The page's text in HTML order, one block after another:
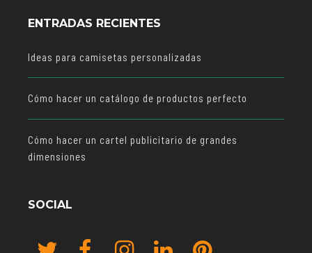
ENTRADAS RECIENTES
Ideas para camisetas personalizadas
Cómo hacer un catálogo de productos perfecto
Cómo hacer un cartel publicitario de grandes
dimensiones
SOCIAL